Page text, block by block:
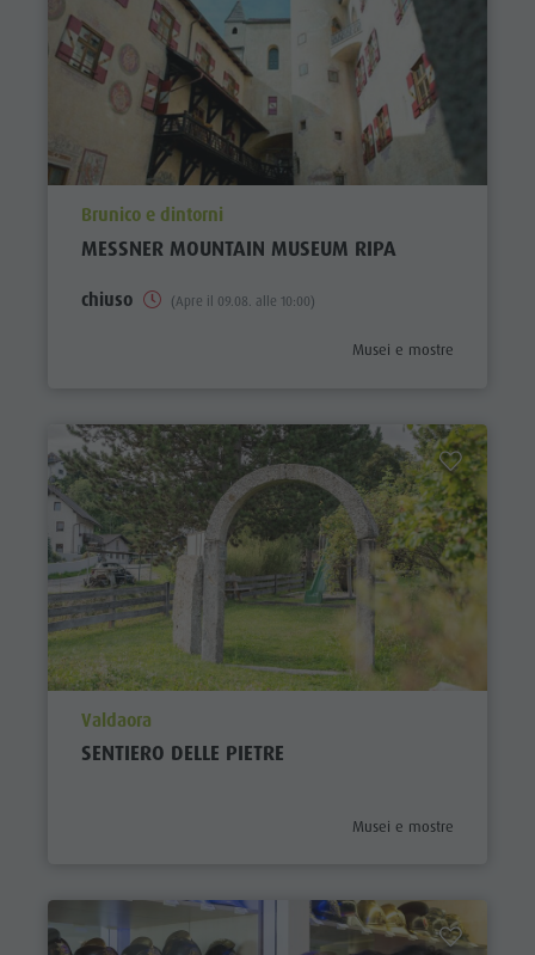
aria.poi_location_prefix
Brunico e dintorni
MESSNER MOUNTAIN MUSEUM RIPA
chiuso (Apre il 09.08. alle 10:00)
aria.poi_category_prefix
Musei e mostre
aria.poi_location_prefix
Valdaora
SENTIERO DELLE PIETRE
aria.poi_category_prefix
Musei e mostre